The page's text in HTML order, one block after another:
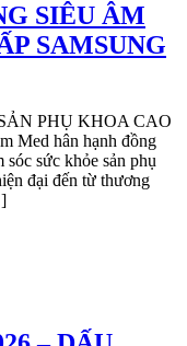
SIÊU ÂM
SAMSUNG
PHỤ KHOA CAO
Med hân hạnh đồng
sức khỏe sản phụ
đại đến từ thương